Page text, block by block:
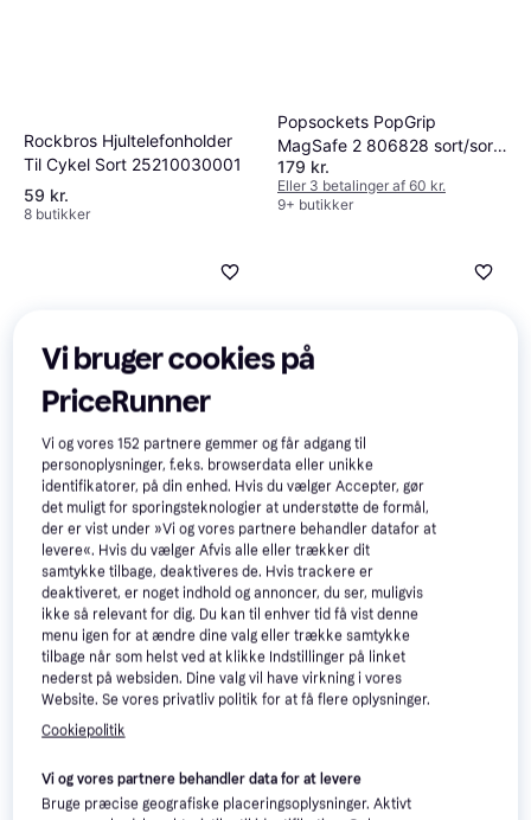
Rockbros Hjultelefonholder
Til Cykel Sort 25210030001
59 kr.
8 butikker
Popsockets PopGrip
MagSafe 2 806828 sort/sort
telefonholder og stativ
179 kr.
Eller 3 betalinger af 60 kr.
9+ butikker
Spigen Gearlock MS100
Stem/Handlebar Bike
Mount
3
139 kr.
9+ butikker
Baseus Osculum Gravity
Phone Holder for Car
48 kr.
Eller 3 betalinger af 16 kr.
9+ butikker
Vi bruger cookies på
PriceRunner
Vi og vores152 partnere gemmer og får adgang til
personoplysninger, f.eks. browserdata eller unikke
identifikatorer, på din enhed. Hvis du vælger Accepter, gør
det muligt for sporingsteknologier at understøtte de formål,
der er vist under »Vi og vores partnere behandler datafor at
levere«. Hvis du vælger Afvis alle eller trækker dit
samtykke tilbage, deaktiveres de. Hvis trackere er
deaktiveret, er noget indhold og annoncer, du ser, muligvis
ikke så relevant for dig. Du kan til enhver tid få vist denne
menu igen for at ændre dine valg eller trække samtykke
tilbage når som helst ved at klikke Indstillinger på linket
nederst på websiden. Dine valg vil have virkning i vores
Website. Se vores privatliv politik for at få flere oplysninger.
Cookiepolitik
Vi og vores partnere behandler data for at levere
Bruge præcise geografiske placeringsoplysninger. Aktivt